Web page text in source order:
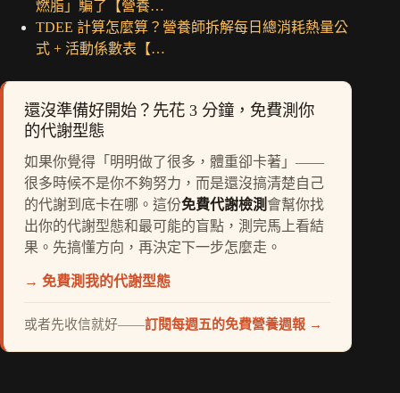
燃脂」騙了【營養…
TDEE 計算怎麼算？營養師拆解每日總消耗熱量公
式 + 活動係數表【…
還沒準備好開始？先花 3 分鐘，免費測你
的代謝型態
如果你覺得「明明做了很多，體重卻卡著」——
很多時候不是你不夠努力，而是還沒搞清楚自己
的代謝到底卡在哪。這份免費代謝檢測 會幫你找
出你的代謝型態和最可能的盲點，測完馬上看結
果。先搞懂方向，再決定下一步怎麼走。
→ 免費測我的代謝型態
或者先收信就好——訂閱每週五的免費營養週報 →